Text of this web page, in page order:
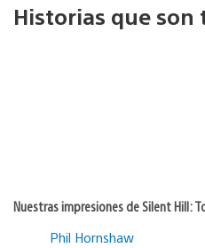
Historias que son
Nuestras impresiones de Silent Hill:
Phil Hornshaw